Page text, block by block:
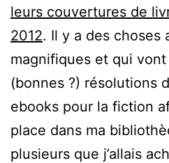
leurs couvertures de
2012. Il y a des choses
magnifiques et qui vont
(bonnes ?) résolutions
ebooks pour la fiction
place dans ma
plusieurs que j’allais